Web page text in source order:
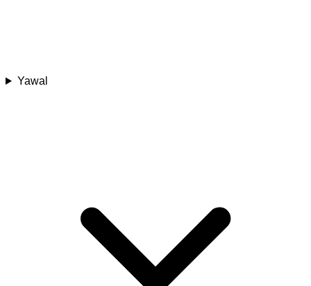
Yawal